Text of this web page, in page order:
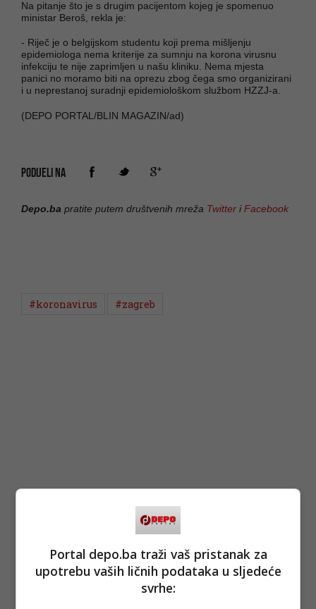
Na pitanje što je s drugim pacijentom kojeg je spomenuo
ministar Beroš, rekla je:
- Riječ je o belgijskom studentu koji prema mišljenju
epidemiologa nema kriterije za sumnju na korona virusnu
infekciju te nije zaprimljen u našu kliniku. Nema mjesta
panici no moramo biti na oprezu zbog čega smo organizirani
i u neprestanoj suradnji epidemiološkom službom HZZJ-a.
(DEPO PORTAL/BLIN MAGAZIN/ad)
PODIJELI NA
Depo.ba pratite putem društvenih mreža Twitter iFacebook
#koronavirus #zagreb
Portal depo.ba traži vaš pristanak za
upotrebu vaših ličnih podataka u sljedeće
svrhe: